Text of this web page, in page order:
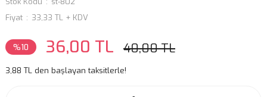
Fiyat
33,33 TL + KDV
%10 36,00 TL 40,00 TL
3,88 TL den başlayan taksitlerle!